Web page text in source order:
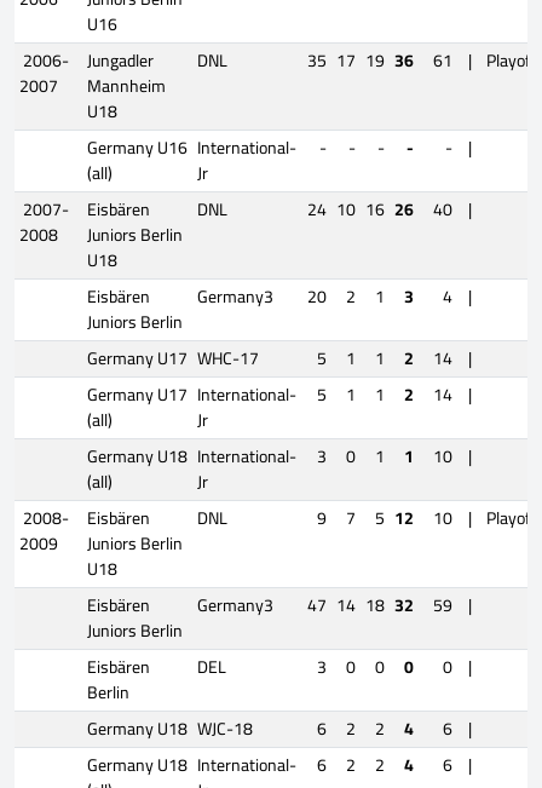
U16
2006-
2007
Jungadler
Mannheim
U18
DNL 35 17 19 36 61 |
Germany U16
(all)
International-
Jr
- - - - - |
2007-
2008
Eisbären
Juniors Berlin
U18
DNL 24 10 16 26 40 |
Eisbären
Juniors Berlin
Germany3 20 2 1 3 4 |
Germany U17 WHC-17 5 1 1 2 14 |
Germany U17
(all)
International-
Jr
5 1 1 2 14 |
Germany U18
(all)
International-
Jr
3 0 1 1 10 |
2008-
2009
Eisbären
Juniors Berlin
U18
DNL 9 7 5 12 10 |
Eisbären
Juniors Berlin
Germany3 47 14 18 32 59 |
Eisbären
Berlin
DEL 3 0 0 0 0 |
Germany U18 WJC-18 6 2 2 4 6 |
Germany U18 International-
6 2 2 4 6 |